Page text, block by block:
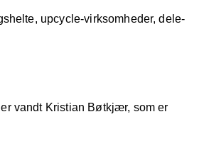
upcycle-virksomheder, dele-
vandt Kristian Bøtkjær, som er